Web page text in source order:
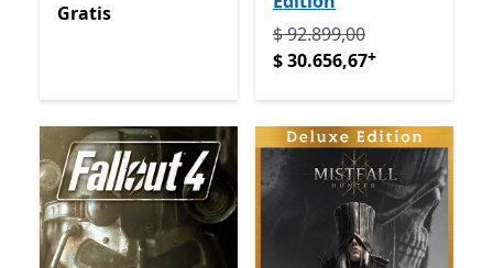
Gratis
Gratis
Originalmente $
$ 92.899,00
$ 30.656,67+